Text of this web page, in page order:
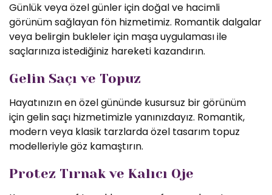
Günlük veya özel günler için doğal ve hacimli
görünüm sağlayan fön hizmetimiz. Romantik dalgalar
veya belirgin bukleler için maşa uygulaması ile
saçlarınıza istediğiniz hareketi kazandırın.
Gelin Saçı ve Topuz
Hayatınızın en özel gününde kusursuz bir görünüm
için gelin saçı hizmetimizle yanınızdayız. Romantik,
modern veya klasik tarzlarda özel tasarım topuz
modelleriyle göz kamaştırın.
Protez Tırnak ve Kalıcı Oje